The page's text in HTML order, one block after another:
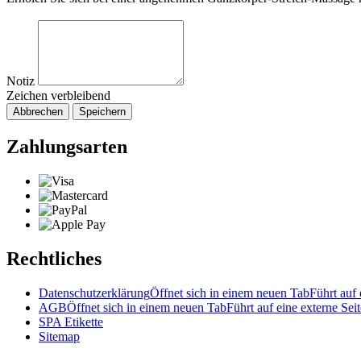
Notiz
Zeichen verbleibend
Abbrechen Speichern
Zahlungsarten
Rechtliches
DatenschutzerklärungÖffnet sich in einem neuen TabFührt auf
AGBÖffnet sich in einem neuen TabFührt auf eine externe
SPA Etikette
Sitemap